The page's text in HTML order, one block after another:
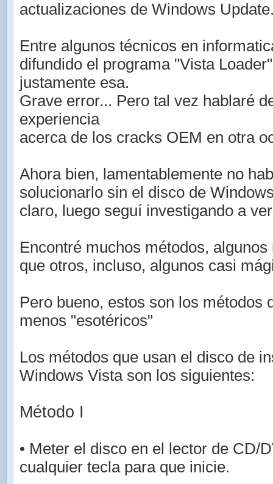
actualizaciones de Windows
Entre algunos técnicos en
difundido el programa "Vista
justamente esa.
Grave error... Pero tal vez hablaré
experiencia
acerca de los cracks OEM en otra
Ahora bien, lamentablemente no
solucionarlo sin el disco de
claro, luego seguí investigando a
Encontré muchos métodos,
que otros, incluso, algunos casi
Pero bueno, estos son los métodos
menos "esotéricos"
Los métodos que usan el disco de
Windows Vista son los siguientes:
Método I
• Meter el disco en el lector de CD/
cualquier tecla para que inicie.